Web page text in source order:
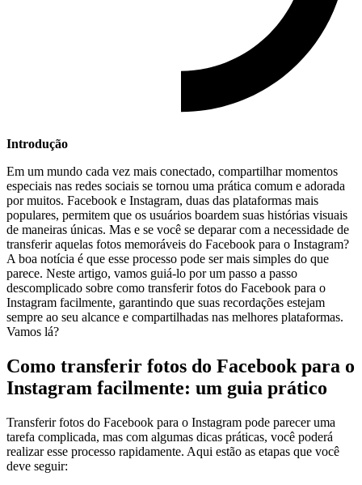
Introdução
Em ‌um⁤ mundo cada vez ​mais conectado, compartilhar momentos
especiais ‌nas⁢ redes sociais se tornou uma prática comum e‍ adorada
por ⁣muitos. Facebook ​e Instagram, duas das plataformas⁤ mais
populares,‍ permitem que os usuários boardem suas histórias visuais
de maneiras únicas. Mas⁢ e se você se deparar com a necessidade de
transferir aquelas​ fotos memoráveis do Facebook para o Instagram?
A boa notícia é que esse⁤ processo pode ser mais simples do que
parece. Neste artigo, vamos guiá-lo por⁤ um passo a passo
descomplicado sobre como transferir‌ fotos do ⁣Facebook para o
Instagram ​facilmente, garantindo⁤ que suas recordações estejam
sempre ao seu alcance e compartilhadas nas melhores plataformas.
Vamos lá?
Como transferir fotos do Facebook para o‌
Instagram facilmente:‍ um guia prático
Transferir fotos⁤ do Facebook para o ⁢Instagram pode parecer ​uma
tarefa​ complicada, mas com algumas​ dicas práticas,⁢ você poderá
⁣realizar‌ esse processo rapidamente. Aqui estão as⁢ etapas⁣ que você
deve‌ seguir: